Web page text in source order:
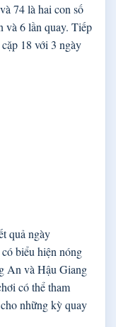
74 là hai con số
và 6 lần quay. Tiếp
18 với 3 ngày
quả ngày
biểu hiện nóng
An và Hậu Giang
có thể tham
những kỳ quay